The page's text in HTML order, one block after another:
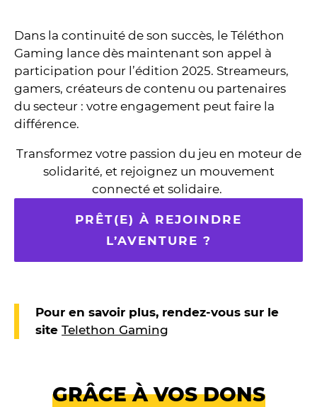
Dans la continuité de son succès, le Téléthon
Gaming lance dès maintenant son appel à
participation pour l’édition 2025. Streameurs,
gamers, créateurs de contenu ou partenaires
du secteur : votre engagement peut faire la
différence.
Transformez votre passion du jeu en moteur de
solidarité, et rejoignez un mouvement
connecté et solidaire.
PRÊT(E) À REJOINDRE
L’AVENTURE ?
Pour en savoir plus, rendez-vous sur le
site Telethon Gaming
GRÂCE À VOS DONS